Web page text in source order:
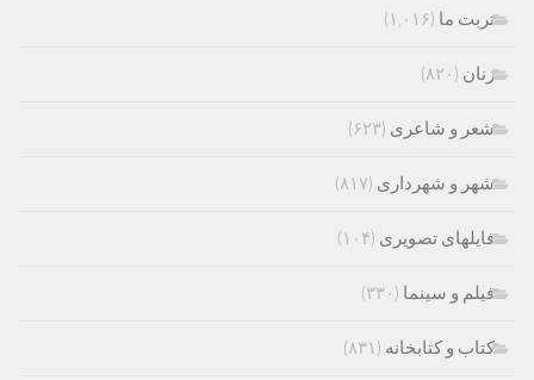
تربت ما (۱,۰۱۶)
زنان (۸۲۰)
شعر و شاعری (۶۲۳)
شهر و شهرداری (۸۱۷)
فایلهای تصویری (۱۰۴)
فیلم و سینما (۳۳۰)
کتاب و کتابخانه (۸۳۱)